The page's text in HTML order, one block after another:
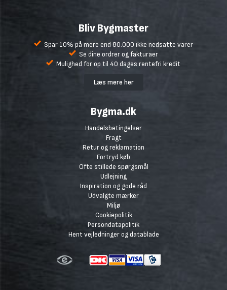
Bliv Bygmaster
Spar 10% på mere end 80.000 ikke nedsatte varer
Se dine ordrer og fakturaer
Mulighed for op til 40 dages rentefri kredit
Læs mere her
Bygma.dk
Handelsbetingelser
Fragt
Retur og reklamation
Fortryd køb
Ofte stillede spørgsmål
Udlejning
Inspiration og gode råd
Udvalgte mærker
Miljø
Cookiepolitik
Persondatapolitik
Hent vejledninger og datablade